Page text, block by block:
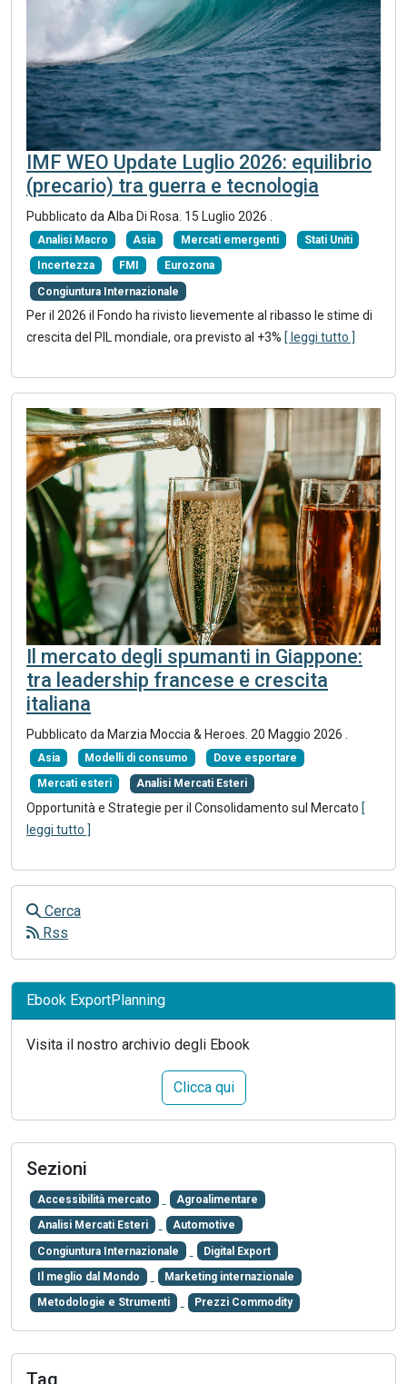
IMF WEO Update Luglio 2026: equilibrio
(precario) tra guerra e tecnologia
Pubblicato da Alba Di Rosa 15 Luglio 2026
Analisi Macro Asia Mercati emergenti Stati Uniti
Incertezza FMI Eurozona
Congiuntura Internazionale
Per il 2026 il Fondo ha rivisto lievemente al ribasso le stime di
crescita del PIL mondiale, ora previsto al +3% [ leggi tutto ]
Il mercato degli spumanti in Giappone:
tra leadership francese e crescita
italiana
Pubblicato da Marzia Moccia & Heroes 20 Maggio 2026
Asia Modelli di consumo Dove esportare
Mercati esteri Analisi Mercati Esteri
Opportunità e Strategie per il Consolidamento sul Mercato [
leggi tutto ]
Cerca
Rss
Ebook ExportPlanning
Visita il nostro archivio degli Ebook
Clicca qui
Sezioni
Accessibilità mercato Agroalimentare
Analisi Mercati Esteri Automotive
Congiuntura Internazionale Digital Export
Il meglio dal Mondo Marketing internazionale
Metodologie e Strumenti Prezzi Commodity
Tag